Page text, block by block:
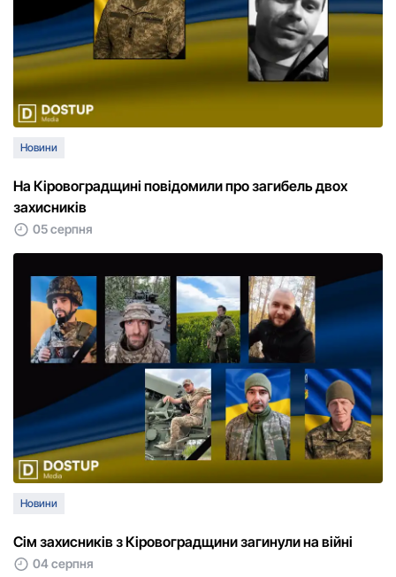
Новини
На Кіровоградщині повідомили про загибель двох
захисників
05 серпня
Новини
Сім захисників з Кіровоградщини загинули на війні
04 серпня